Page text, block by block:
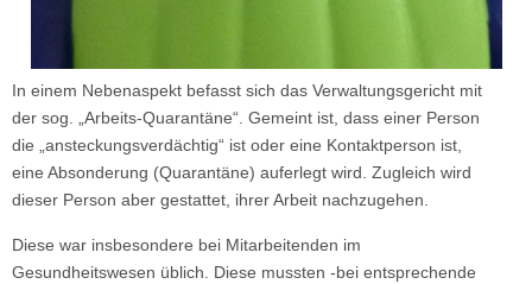
In einem Nebenaspekt befasst sich das Verwaltungsgericht mit
der sog. „Arbeits-Quarantäne“. Gemeint ist, dass einer Person
die „ansteckungsverdächtig“ ist oder eine Kontaktperson ist,
eine Absonderung (Quarantäne) auferlegt wird. Zugleich wird
dieser Person aber gestattet, ihrer Arbeit nachzugehen.
Diese war insbesondere bei Mitarbeitenden im
Gesundheitswesen üblich. Diese mussten -bei entsprechende